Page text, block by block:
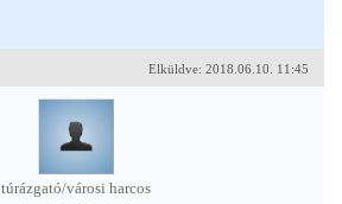
Elküldve: 2018.06.10. 11:45
túrázgató/városi harcos